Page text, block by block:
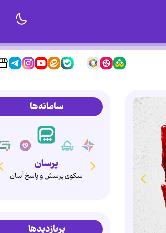
سامانه‌ها
همدم
انتخاب آگاهانه، ازدواج پایدار
پربازدیدها